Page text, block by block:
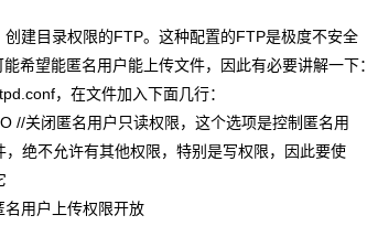
建目录权限的FTP。这种配置的FTP是极度不安全
希望能匿名用户能上传文件，因此有必要讲解一下：
，在文件加入下面几行：
//关闭匿名用户只读权限，这个选项是控制匿名用
绝不允许有其他权限，特别是写权限，因此要使
用户上传权限开放